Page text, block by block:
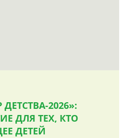
2026»:
ДЛЯ ТЕХ, КТО
ДЕТЕЙ